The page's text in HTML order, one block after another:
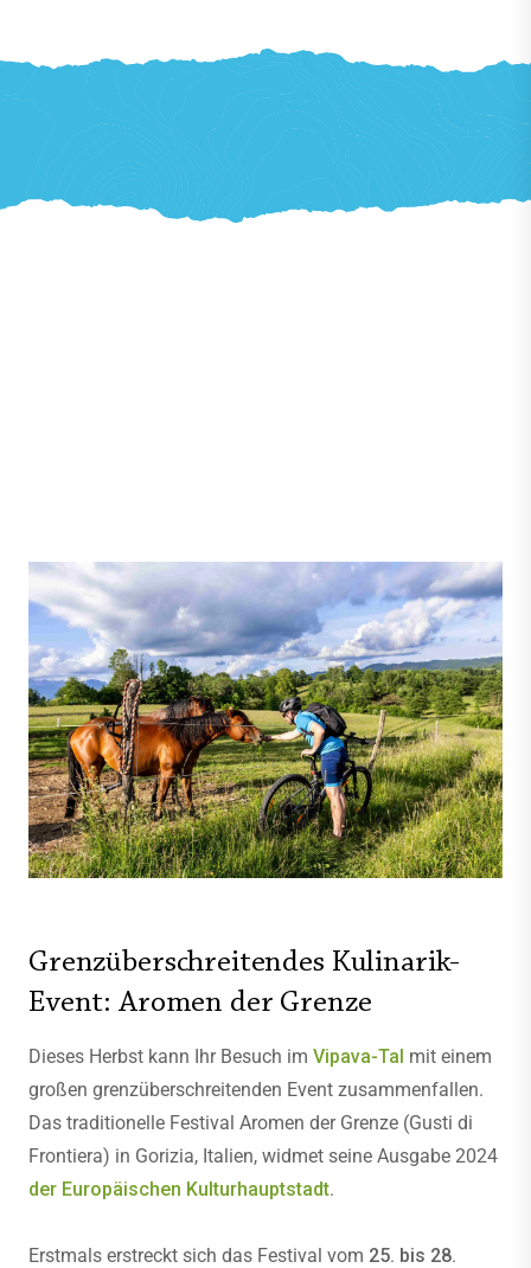
Grenzüberschreitendes Kulinarik-
Event: Aromen der Grenze
Dieses Herbst kann Ihr Besuch im Vipava-Tal mit einem
großen grenzüberschreitenden Event zusammenfallen.
Das traditionelle Festival Aromen der Grenze (Gusti di
Frontiera) in Gorizia, Italien, widmet seine Ausgabe 2024
der Europäischen Kulturhauptstadt.
Erstmals erstreckt sich das Festival vom 25. bis 28.